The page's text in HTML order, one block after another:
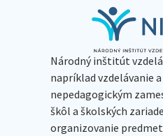
Národný inštitút
napríklad vzdelávanie
nepedagogickým
škôl a školských
organizovanie